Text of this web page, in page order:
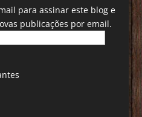
para assinar este blog e
publicações por email.